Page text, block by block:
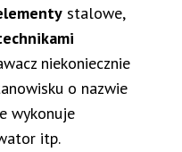
stalowe,
niekoniecznie
o nazwie
wykonuje
itp.